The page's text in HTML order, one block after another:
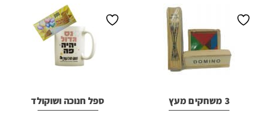
3 משחקים מעץ ספל חנוכה ושוקולד